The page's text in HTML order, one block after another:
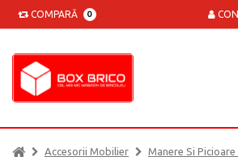
COMPARĂ 0
Accesorii Mobilier
Manere Si